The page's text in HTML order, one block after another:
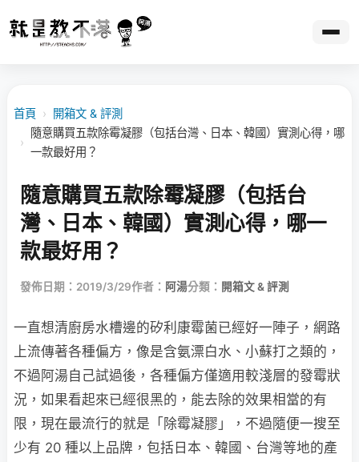
首頁 › 開箱文 & 評測
›
隨意購買五款除霉凝膠（包括台灣、日本、韓國）實測心得，哪
一款最好用？
隨意購買五款除霉凝膠（包括台
灣、日本、韓國）實測心得，哪一
款最好用？
發佈日期：2019/3/29作者： 阿湯分類： 開箱文 & 評測
一直想清廚房水槽邊的矽利康霉菌已經好一陣子，網路
上流傳著各種偏方，像是含氨漂白水、小蘇打之類的，
不過阿湯自己試過後，各種偏方僅適用較淺層的發霉狀
況，如果看起來已經很黑的，能去除的效果相當的有
限，現在最流行的就是「除霉凝膠」，不過隨便一搜至
少有 20 種以上品牌，包括日本、韓國、台灣等地的產